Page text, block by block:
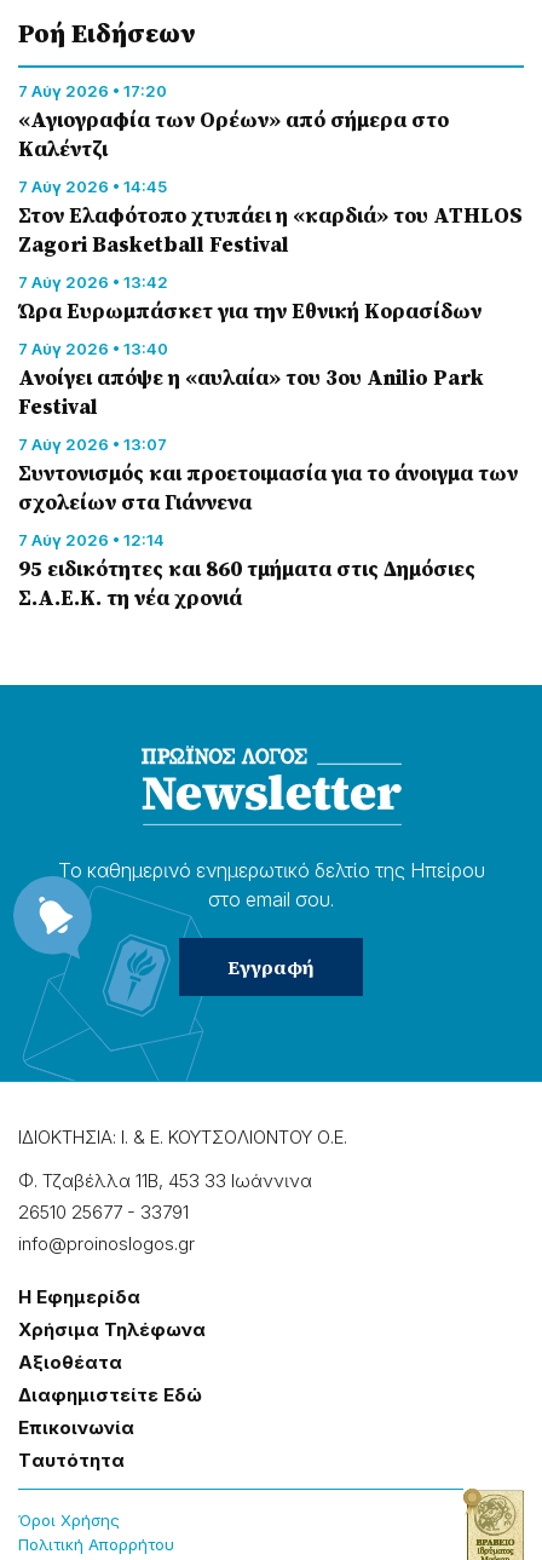
Ροή Eιδήσεων
7 Αύγ 2026 • 17:20
«Αγιογραφία των Ορέων» από σήμερα στο
Καλέντζι
7 Αύγ 2026 • 14:45
Στον Ελαφότοπο χτυπάει η «καρδιά» του ATHLOS
Zagori Basketball Festival
7 Αύγ 2026 • 13:42
Ώρα Ευρωμπάσκετ για την Εθνική Κορασίδων
7 Αύγ 2026 • 13:40
Ανοίγει απόψε η «αυλαία» του 3ου Anilio Park
Festival
7 Αύγ 2026 • 13:07
Συντονισμός και προετοιμασία για το άνοιγμα των
σχολείων στα Γιάννενα
7 Αύγ 2026 • 12:14
95 ειδικότητες και 860 τμήματα στις Δημόσιες
Σ.Α.Ε.Κ. τη νέα χρονιά
Το καθημερɩνό ενημερωτɩκό δελτίο της Ηπείρου
στο email σου.
ΙΔΙΟΚΤΗΣΙΑ: Ι. & Ε. ΚΟΥΤΣΟΛΙΟΝΤΟΥ Ο.Ε.
Φ. Τζαβέλλα 11Β, 453 33 Ιωάννɩνα
26510 25677 - 33791
info@proinoslogos.gr
Η Εφημερίδα
Χρήσɩμα Τηλέφωνα
Αξɩοθέατα
Δɩαφημɩστείτε Εδώ
Επɩκοɩνωνία
Tαυτότητα
Όροɩ Χρήσης
Πολɩτɩκή Απορρήτου